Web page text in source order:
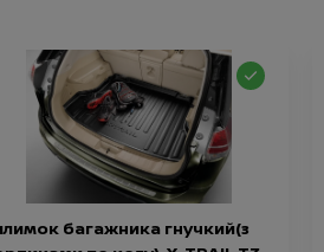
багажника гнучкий(з